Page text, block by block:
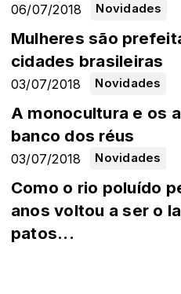
Novidades
06/07/2018
Mulheres são
cidades brasileiras
Novidades
03/07/2018
A monocultura e os
banco dos réus
Novidades
03/07/2018
Como o rio poluído
anos voltou a ser o
patos...